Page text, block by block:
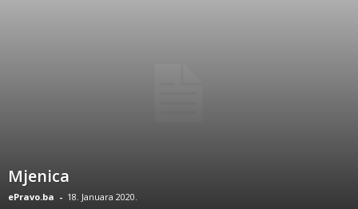
Mjenica
ePravo.ba - 18. Januara 2020.